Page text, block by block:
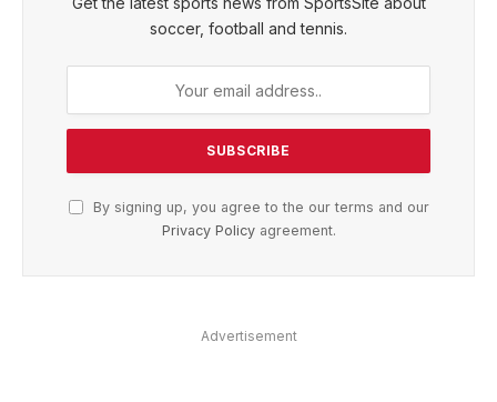
soccer, football and tennis.
By signing up, you agree to the our terms and our
Privacy Policyagreement.
Advertisement